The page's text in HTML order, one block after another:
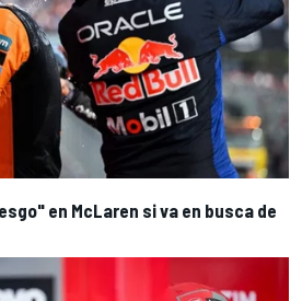
en McLaren si va en busca de